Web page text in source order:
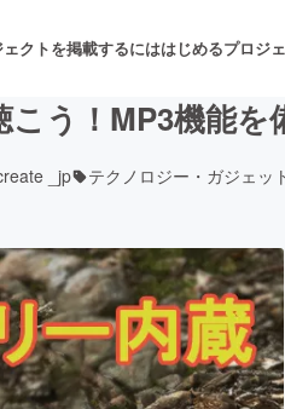
クトを掲載するにははじめるプロジ
舞台
ビス開発 フー
こう！MP3機能
_jp テクノロジー・ガジェッ